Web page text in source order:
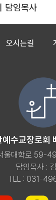
담임목사
오시는길
예수교장로회
울대학로 59-
담임목사 :
TEL : 031-